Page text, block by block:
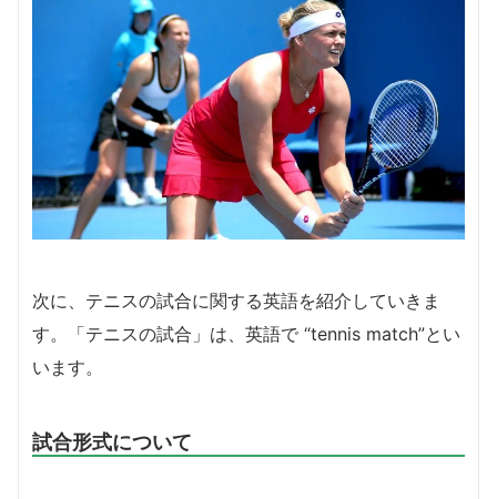
次に、テニスの試合に関する英語を紹介していきま
す。「テニスの試合」は、英語で “tennis match”とい
います。
試合形式について